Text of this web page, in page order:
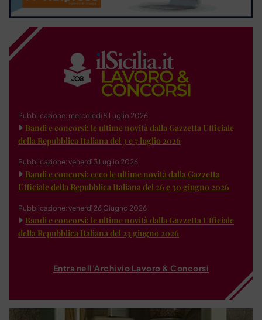
Pubblicazione: mercoledì 8 Luglio 2026
Bandi e concorsi: le ultime novità dalla Gazzetta Ufficiale
della Repubblica Italiana del 3 e 7 luglio 2026
Pubblicazione: venerdì 3 Luglio 2026
Bandi e concorsi: ecco le ultime novità dalla Gazzetta
Ufficiale della Repubblica Italiana del 26 e 30 giugno 2026
Pubblicazione: venerdì 26 Giugno 2026
Bandi e concorsi: le ultime novità dalla Gazzetta Ufficiale
della Repubblica Italiana del 23 giugno 2026
Entra nell'Archivio Lavoro & Concorsi